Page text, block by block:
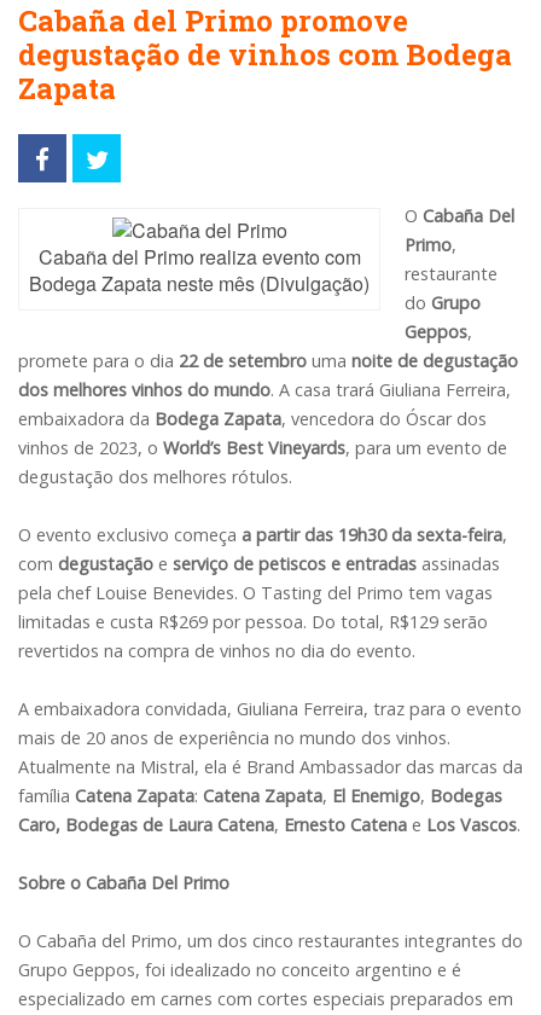
Cabaña del Primo promove
degustação de vinhos com Bodega
Zapata
Cabaña del Primo realiza evento com
Bodega Zapata neste mês (Divulgação)
O Cabaña Del
Primo,
restaurante
do Grupo
Geppos,
promete para o dia 22 de setembro uma noite de degustação
dos melhores vinhos do mundo. A casa trará Giuliana Ferreira,
embaixadora da Bodega Zapata, vencedora do Óscar dos
vinhos de 2023, o World’s Best Vineyards, para um evento de
degustação dos melhores rótulos.
O evento exclusivo começa a partir das 19h30 da sexta-feira,
com degustação e serviço de petiscos e entradas assinadas
pela chef Louise Benevides. O Tasting del Primo tem vagas
limitadas e custa R$269 por pessoa. Do total, R$129 serão
revertidos na compra de vinhos no dia do evento.
A embaixadora convidada, Giuliana Ferreira, traz para o evento
mais de 20 anos de experiência no mundo dos vinhos.
Atualmente na Mistral, ela é Brand Ambassador das marcas da
família Catena Zapata: Catena Zapata, El Enemigo, Bodegas
Caro, Bodegas de Laura Catena, Ernesto Catena e Los Vascos.
Sobre o Cabaña Del Primo
O Cabaña del Primo, um dos cinco restaurantes integrantes do
Grupo Geppos, foi idealizado no conceito argentino e é
especializado em carnes com cortes especiais preparados em